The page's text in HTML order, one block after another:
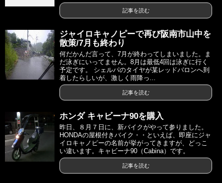
記事を読む
ジャイロキャノピーで再び阪南市山中を
散策/7月も終わり
何だかんだ言って、7月が終わってしまいました。ま
だ泳ぎにいってません。8月は最低4回は泳ぎに行く
予定です。 シェルパのタイヤが某レッドバロンへ到
着したらしいが、激しく雨降っ...
記事を読む
ホンダ キャビーナ90を購入
昨日、８月７日に、新バイクがやって参りました。
HONDAの屋根付きバイク・・といえば、即座にジャ
イロキャノピーの名前が挙がってきますが、どっこ
い違います。キャビーナ90（Cabina）です。
記事を読む